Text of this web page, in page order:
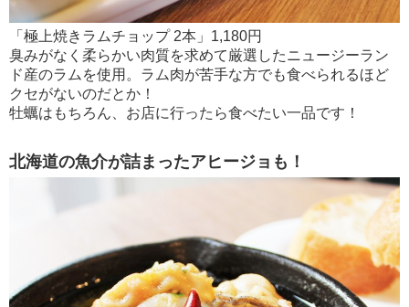
「極上焼きラムチョップ 2本」1,180円
臭みがなく柔らかい肉質を求めて厳選したニュージーラン
ド産のラムを使用。ラム肉が苦手な方でも食べられるほど
クセがないのだとか！
牡蠣はもちろん、お店に行ったら食べたい一品です！
北海道の魚介が詰まったアヒージョも！